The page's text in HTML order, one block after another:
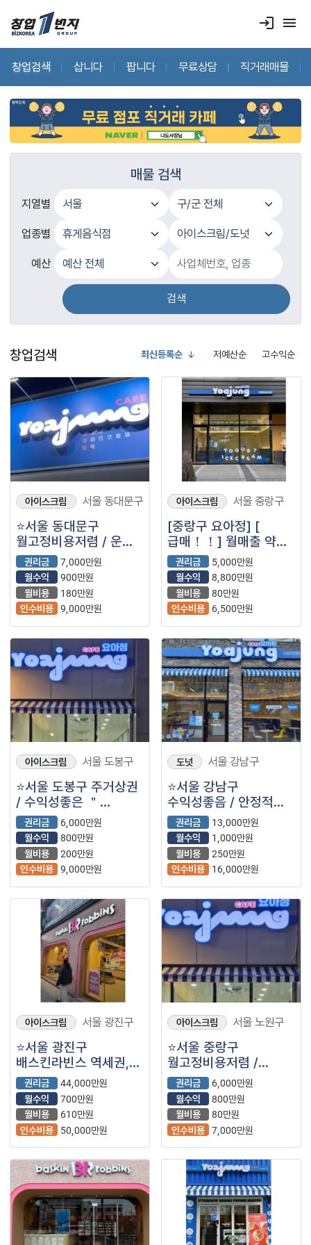
login menu
창업검색 삽니다 팝니다 무료상담 직거래매물
매물 검색
지열별
업종별
예산
검색
창업검색 최신등록순 저예산순 고수익순
아이스크림 서울 동대문구
⭐서울 동대문구
월고정비용저렴 / 운영
난이도 ⭐ / ＂
카페요아정＂ 입니다⭐
권리금
7,000만원
월수익
900만원
월비용
180만원
인수비용 9,000만원
아이스크림 서울 중랑구
[중랑구 요아정] [
급매！！] 월매출 약
3,600만원！권리금
5,000만원！！ 선착순
매장입니다！！
권리금
5,000만원
월수익
8,800만원
월비용
80만원
인수비용
6,500만원
아이스크림 서울 도봉구
⭐서울 도봉구 주거상권
/ 수익성좋은 ＂
카페요아정＂
좋은조건으로
나왔습니다!⭐
권리금
6,000만원
월수익
800만원
월비용
200만원
인수비용 9,000만원
도넛 서울 강남구
⭐서울 강남구
수익성좋음 / 안정적인
매출 / ＂카페요아정＂
⭐
권리금
13,000만원
월수익
1,000만원
월비용
250만원
인수비용
16,000만원
아이스크림 서울 광진구
⭐서울 광진구
배스킨라빈스 역세권,
대학가, 주거상권이며
최신 인테리어로 바로
운영 가능한
매장입니다.
권리금
44,000만원
월수익
700만원
월비용
610만원
인수비용
50,000만원
아이스크림 서울 노원구
⭐️서울 중랑구
월고정비용저렴 /
초보창업추천 /
수익성좋은 ＂
카페요아정＂ ⭐️
권리금
6,000만원
월수익
800만원
월비용
80만원
인수비용 7,000만원